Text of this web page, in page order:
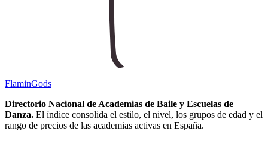
FlaminGods
Directorio Nacional de Academias de Baile y Escuelas de
Danza. El índice consolida el estilo, el nivel, los grupos de edad y el
rango de precios de las academias activas en España.